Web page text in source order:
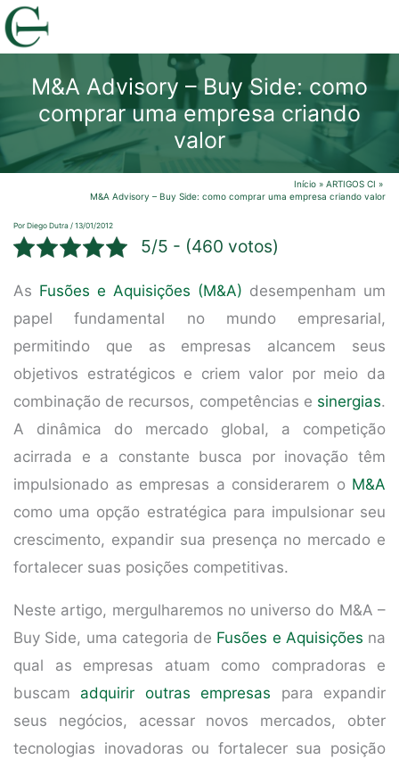
Ir
para
conteúdoM&A Advisory – Buy Side: como
comprar uma empresa criando
valor
Início
ARTIGOS CI
M&A Advisory – Buy Side: como comprar uma empresa criando valor
Por Diego Dutra / 13/01/2012
5/5 - (460 votos)
As Fusões e Aquisições (M&A) desempenham um
papel fundamental no mundo empresarial,
permitindo que as empresas alcancem seus
objetivos estratégicos e criem valor por meio da
combinação de recursos, competências e sinergias.
A dinâmica do mercado global, a competição
acirrada e a constante busca por inovação têm
impulsionado as empresas a considerarem o M&A
como uma opção estratégica para impulsionar seu
crescimento, expandir sua presença no mercado e
fortalecer suas posições competitivas.
Neste artigo, mergulharemos no universo do M&A –
Buy Side, uma categoria de Fusões e Aquisições na
qual as empresas atuam como compradoras e
buscam adquirir outras empresas para expandir
seus negócios, acessar novos mercados, obter
tecnologias inovadoras ou fortalecer sua posição